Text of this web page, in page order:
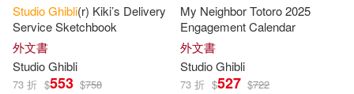
StudioGhibli(r) Kiki’s Delivery
Service Sketchbook
外文書
StudioGhibli
73 折 $553 $758
My Neighbor Totoro 2025
Engagement Calendar
外文書
StudioGhibli
73 折 $527 $722